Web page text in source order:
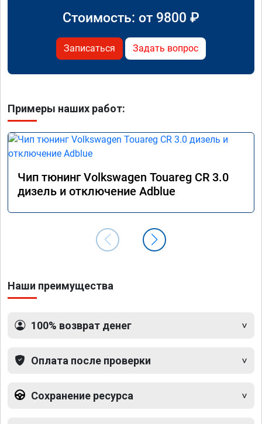
Стоимость: от 9800 ₽
Записаться Задать вопрос
Примеры наших работ:
Чип тюнинг Volkswagen Touareg CR 3.0
дизель и отключение Adblue
Наши преимущества
100% возврат денег
Оплата после проверки
Сохранение ресурса